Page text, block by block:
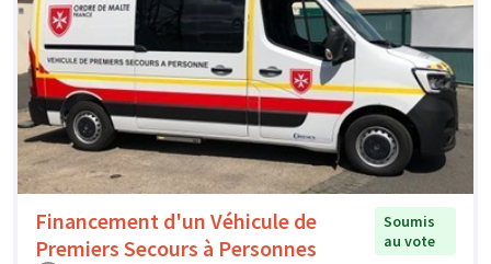
Financement d'un Véhicule de
Premiers Secours à Personnes
Soumis
au vote